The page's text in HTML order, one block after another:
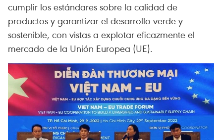
cumplir los estándares sobre la calidad de
productos y garantizar el desarrollo verde y
sostenible, con vistas a explotar eficazmente el
mercado de la Unión Europea (UE).